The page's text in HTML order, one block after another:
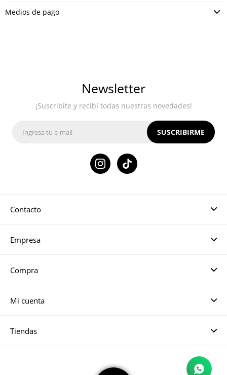
Medios de pago
Contacto
Empresa
Compra
Mi cuenta
Tiendas
Newsletter
¡Suscribite y recibí todas nuestras novedades!
SUSCRIBIRME
